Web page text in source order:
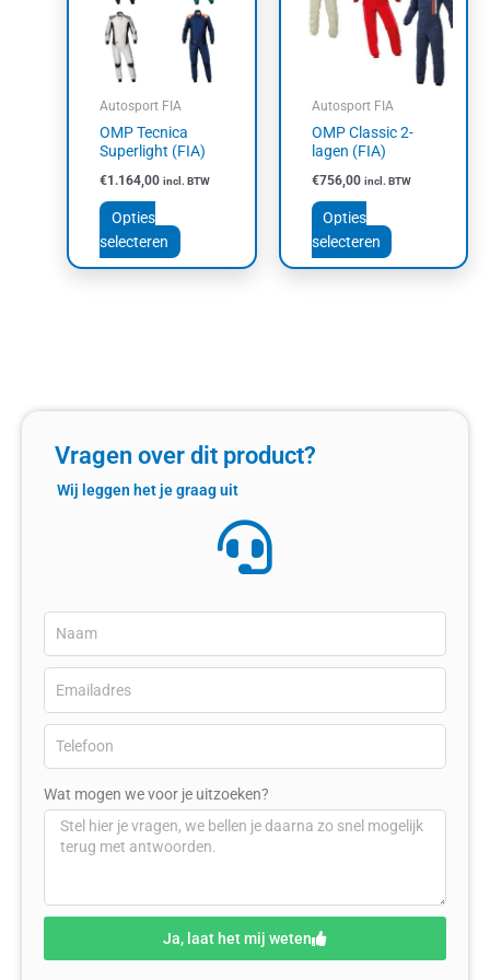
Autosport FIA
OMP Tecnica
Superlight (FIA)
€1.164,00 incl. BTW
Opties
selecteren
variaties.
Deze
optie
worden
de
Autosport FIA
OMP Classic 2-
lagen (FIA)
€756,00 incl. BTW
Opties
selecteren
variaties.
Deze
optie
worden
de
Vragen over dit product?
Wij leggen het je graag uit
Wat mogen we voor je uitzoeken?
Ja, laat het mij weten